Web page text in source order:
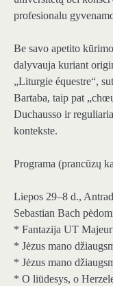
profesionalu
Be savo apetito
dalyvauja kuriant
„Liturgie équestre“,
Bartaba, taip pat
Duchausso ir
kontekste.
Programa (prancūzų
Liepos 29–8 d.,
Sebastian Bach
* Fantazija UT
* Jėzus mano
* Jėzus mano
* O liūdesys, o